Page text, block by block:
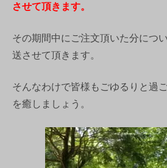
させて頂きます。
その期間中にご注文頂いた分につ
送させて頂きます。
そんなわけで皆様もごゆるりと過
を癒しましょう。